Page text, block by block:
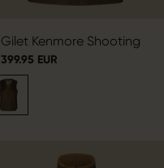
Gilet Kenmore Shooting
399.95 EUR